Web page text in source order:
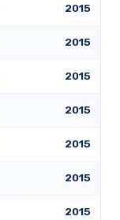
2015
2015
2015
2015
2015
2015
2015